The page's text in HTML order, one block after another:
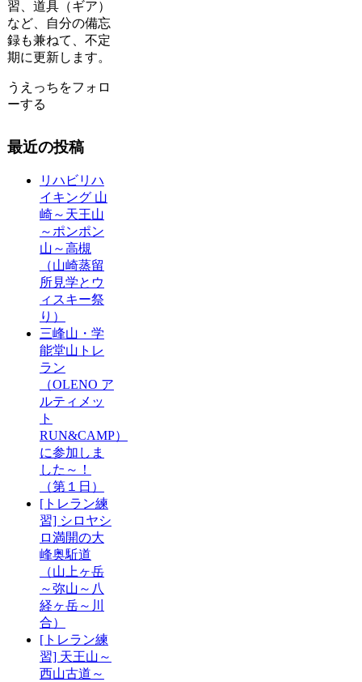
習、道具（ギア）
など、自分の備忘
録も兼ねて、不定
期に更新します。
うえっちをフォロ
ーする
最近の投稿
リハビリハ
イキング 山
崎～天王山
～ポンポン
山～高槻
（山崎蒸留
所見学とウ
ィスキー祭
り）
三峰山・学
能堂山トレ
ラン
（OLENO ア
ルティメッ
ト
RUN&CAMP）
に参加しま
した～！
（第１日）
[トレラン練
習] シロヤシ
ロ満開の大
峰奥駈道
（山上ヶ岳
～弥山～八
経ヶ岳～川
合）
[トレラン練
習] 天王山～
西山古道～